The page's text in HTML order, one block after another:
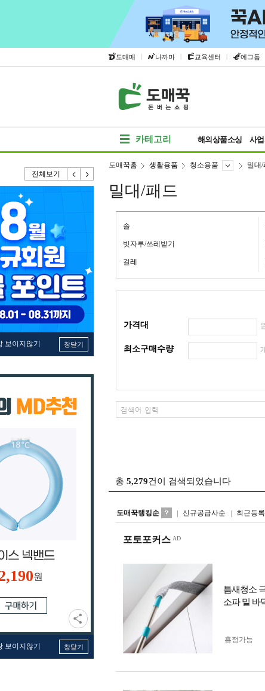
도매매 | 나까마 | 교육센터 | 에그돔
카테고리 해외상품소싱 사
전체보기
보이지않기 창닫기
원
보이지않기 창닫기
도매꾹홈 생활용품 청소용품 밀대/
밀대/패드
솔
빗자루/쓰레받기
걸레
가격대
최소구매수량
총 5,279건이 검색되었습니다
도매꾹랭킹순 신규공급사순 최근등
포토포커스
틈새청소
소파 밑 바
흥정가능